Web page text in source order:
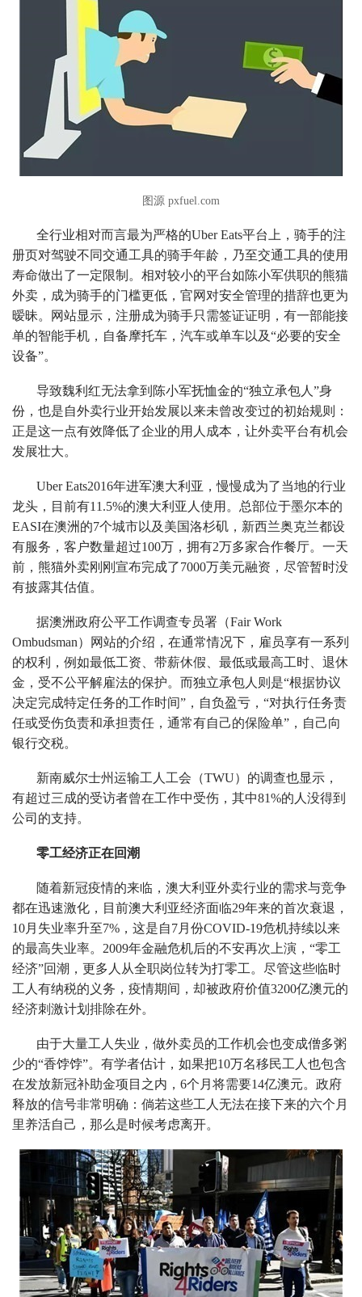
图源 pxfuel.com
全行业相对而言最为严格的Uber Eats平台上，骑手的注
册页对驾驶不同交通工具的骑手年龄，乃至交通工具的使用
寿命做出了一定限制。相对较小的平台如陈小军供职的熊猫
外卖，成为骑手的门槛更低，官网对安全管理的措辞也更为
暧昧。网站显示，注册成为骑手只需签证证明，有一部能接
单的智能手机，自备摩托车，汽车或单车以及“必要的安全
设备”。
导致魏利红无法拿到陈小军抚恤金的“独立承包人”身
份，也是自外卖行业开始发展以来未曾改变过的初始规则：
正是这一点有效降低了企业的用人成本，让外卖平台有机会
发展壮大。
Uber Eats2016年进军澳大利亚，慢慢成为了当地的行业
龙头，目前有11.5%的澳大利亚人使用。总部位于墨尔本的
EASI在澳洲的7个城市以及美国洛杉矶，新西兰奥克兰都设
有服务，客户数量超过100万，拥有2万多家合作餐厅。一天
前，熊猫外卖刚刚宣布完成了7000万美元融资，尽管暂时没
有披露其估值。
据澳洲政府公平工作调查专员署（Fair Work
Ombudsman）网站的介绍，在通常情况下，雇员享有一系列
的权利，例如最低工资、带薪休假、最低或最高工时、退休
金，受不公平解雇法的保护。而独立承包人则是“根据协议
决定完成特定任务的工作时间”，自负盈亏，“对执行任务责
任或受伤负责和承担责任，通常有自己的保险单”，自己向
银行交税。
新南威尔士州运输工人工会（TWU）的调查也显示，
有超过三成的受访者曾在工作中受伤，其中81%的人没得到
公司的支持。
零工经济正在回潮
随着新冠疫情的来临，澳大利亚外卖行业的需求与竞争
都在迅速激化，目前澳大利亚经济面临29年来的首次衰退，
10月失业率升至7%，这是自7月份COVID-19危机持续以来
的最高失业率。2009年金融危机后的不安再次上演，“零工
经济”回潮，更多人从全职岗位转为打零工。尽管这些临时
工人有纳税的义务，疫情期间，却被政府价值3200亿澳元的
经济刺激计划排除在外。
由于大量工人失业，做外卖员的工作机会也变成僧多粥
少的“香饽饽”。有学者估计，如果把10万名移民工人也包含
在发放新冠补助金项目之内，6个月将需要14亿澳元。政府
释放的信号非常明确：倘若这些工人无法在接下来的六个月
里养活自己，那么是时候考虑离开。